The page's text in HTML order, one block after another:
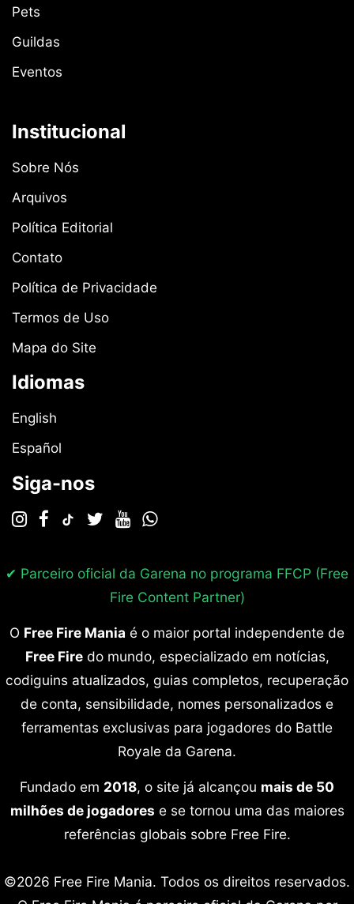
Pets
Guildas
Eventos
Institucional
Sobre Nós
Arquivos
Política Editorial
Contato
Política de Privacidade
Termos de Uso
Mapa do Site
Idiomas
English
Español
Siga-nos
✔ Parceiro oficial da Garena no programa FFCP (Free
Fire Content Partner)
O Free Fire Mania é o maior portal independente de
Free Firedo mundo, especializado em notícias,
codiguins atualizados, guias completos, recuperação
de conta, sensibilidade, nomes personalizados e
ferramentas exclusivas para jogadores do Battle
Royale da Garena.
Fundado em 2018, o site já alcançou mais de 50
milhões de jogadores e se tornou uma das maiores
referências globais sobre Free Fire.
©2026 Free Fire Mania. Todos os direitos reservados.